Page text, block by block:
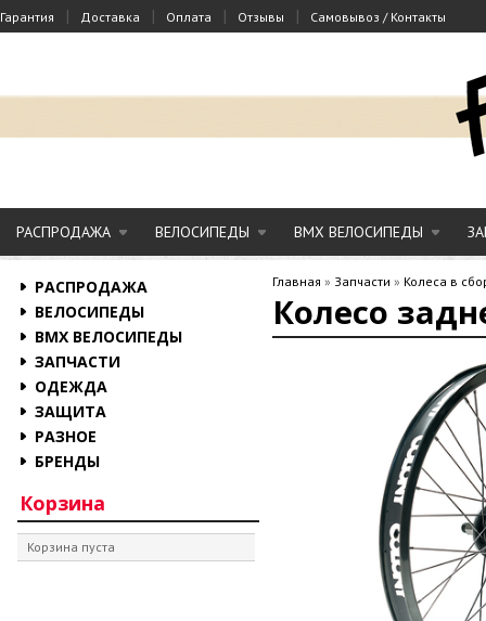
Гарантия | Доставка | Оплата | Отзывы | Самовывоз / Контакты
РАСПРОДАЖА ВЕЛОСИПЕДЫ BMX ВЕЛОСИПЕДЫ
РАСПРОДАЖА
ВЕЛОСИПЕДЫ
BMX ВЕЛОСИПЕДЫ
ЗАПЧАСТИ
ОДЕЖДА
ЗАЩИТА
РАЗНОЕ
БРЕНДЫ
Корзина
Корзина пуста
Главная » Запчасти » Колеса в
Колесо